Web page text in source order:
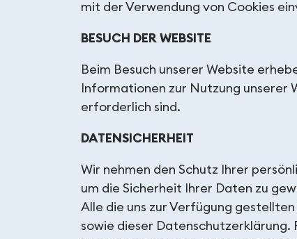
mit der Verwendung von Cookies
BESUCH DER WEBSITE
Beim Besuch unserer Website
Informationen zur Nutzung unserer
erforderlich sind.
DATENSICHERHEIT
Wir nehmen den Schutz Ihrer
um die Sicherheit Ihrer Daten zu
Alle die uns zur Verfügung
sowie dieser Datenschutzerklärung.